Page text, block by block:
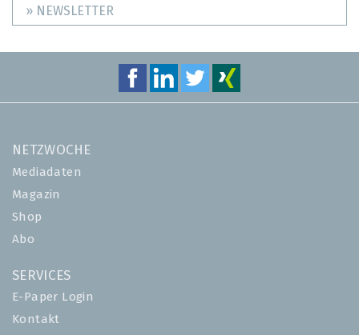
» NEWSLETTER
NETZWOCHE
Mediadaten
Magazin
Shop
Abo
SERVICES
E-Paper Login
Kontakt